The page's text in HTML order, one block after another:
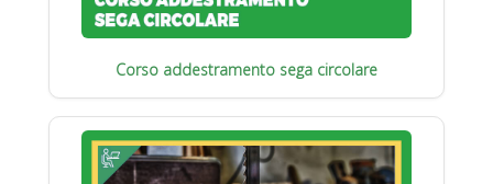
Corso addestramento sega circolare